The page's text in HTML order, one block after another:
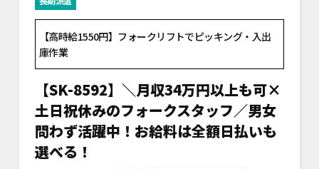
【高時給1550円】フォークリフトでピッキング・入出
庫作業
【SK-8592】＼月収34万円以上も可×
土日祝休みのフォークスタッフ／男女
問わず活躍中！お給料は全額日払いも
選べる！